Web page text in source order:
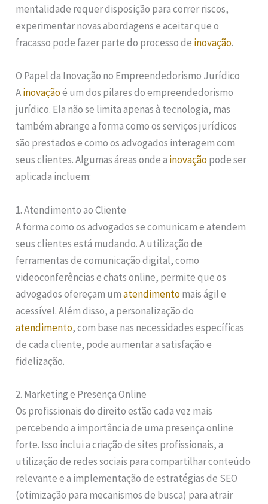
mentalidade requer disposição para correr riscos,
experimentar novas abordagens e aceitar que o
fracasso pode fazer parte do processo de inovação.
O Papel da Inovação no Empreendedorismo Jurídico
Ainovaçãoé um dos pilares do empreendedorismo
jurídico. Ela não se limita apenas à tecnologia, mas
também abrange a forma como os serviços jurídicos
são prestados e como os advogados interagem com
seus clientes. Algumas áreas onde a inovaçãopode ser
aplicada incluem:
1. Atendimento ao Cliente
A forma como os advogados se comunicam e atendem
seus clientes está mudando. A utilização de
ferramentas de comunicação digital, como
videoconferências e chats online, permite que os
advogados ofereçam umatendimentomais ágil e
acessível. Além disso, a personalização do
atendimento, com base nas necessidades específicas
de cada cliente, pode aumentar a satisfação e
fidelização.
2. Marketing e Presença Online
Os profissionais do direito estão cada vez mais
percebendo a importância de uma presença online
forte. Isso inclui a criação de sites profissionais, a
utilização de redes sociais para compartilhar conteúdo
relevante e a implementação de estratégias de SEO
(otimização para mecanismos de busca) para atrair